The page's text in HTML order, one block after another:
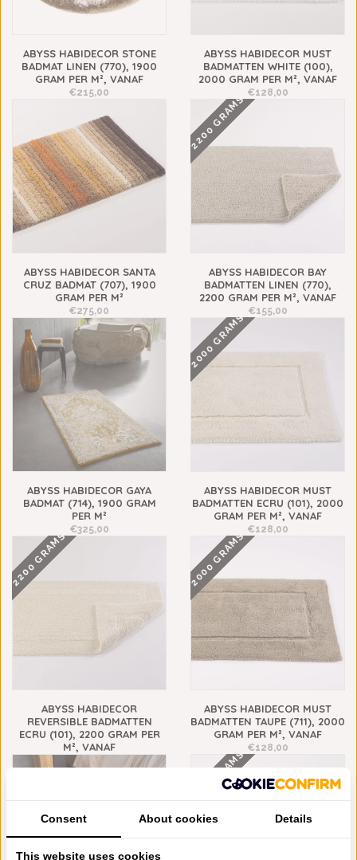
ABYSS HABIDECOR STONE
BADMAT LINEN (770), 1900
GRAM PER M², VANAF
€215,00
ABYSS HABIDECOR MUST
BADMATTEN WHITE (100),
2000 GRAM PER M², VANAF
€128,00
ABYSS HABIDECOR SANTA
CRUZ BADMAT (707), 1900
GRAM PER M²
€275,00
2200 GRAMS
ABYSS HABIDECOR BAY
BADMATTEN LINEN (770),
2200 GRAM PER M², VANAF
€155,00
ABYSS HABIDECOR GAYA
BADMAT (714), 1900 GRAM
PER M²
€325,00
2000 GRAMS
ABYSS HABIDECOR MUST
BADMATTEN ECRU (101), 2000
GRAM PER M², VANAF
€128,00
2200 GRAMS
ABYSS HABIDECOR
REVERSIBLE BADMATTEN
ECRU (101), 2200 GRAM PER
M², VANAF
€148,00
2000 GRAMS
ABYSS HABIDECOR MUST
BADMATTEN TAUPE (711), 2000
GRAM PER M², VANAF
€128,00
2200 GRAMS
Consent About cookies Details
This website uses cookies